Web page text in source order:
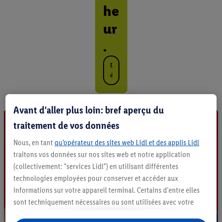
he
ur
.
D
é
c
o
v
r
r
t
o
l
e
Avant d'aller plus loin: bref aperçu du
traitement de vos données
Nous, en tant qu’opérateur des sites web Lidl et des applis Lidl
traitons vos données sur nos sites web et notre application
(collectivement: "services Lidl") en utilisant différentes
technologies employées pour conserver et accéder aux
informations sur votre appareil terminal. Certains d'entre elles
sont techniquement nécessaires ou sont utilisées avec votre